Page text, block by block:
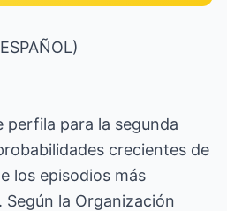
perfila para la segunda
crecientes de
los episodios más
la Organización